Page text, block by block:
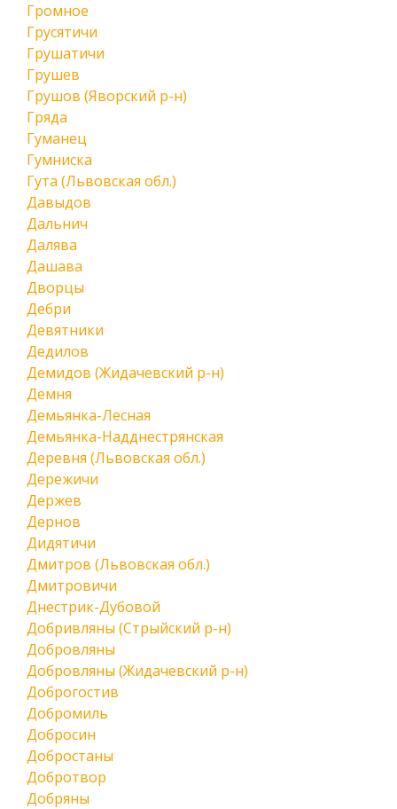
Громное
Грусятичи
Грушатичи
Грушев
Грушов (Яворский р-н)
Гряда
Гуманец
Гумниска
Гута (Львовская обл.)
Давыдов
Дальнич
Далява
Дашава
Дворцы
Дебри
Девятники
Дедилов
Демидов (Жидачевский р-н)
Демня
Демьянка-Лесная
Демьянка-Надднестрянская
Деревня (Львовская обл.)
Дережичи
Держев
Дернов
Дидятичи
Дмитров (Львовская обл.)
Дмитровичи
Днестрик-Дубовой
Добривляны (Стрыйский р-н)
Добровляны
Добровляны (Жидачевский р-н)
Доброгостив
Добромиль
Добросин
Добростаны
Добротвор
Добряны